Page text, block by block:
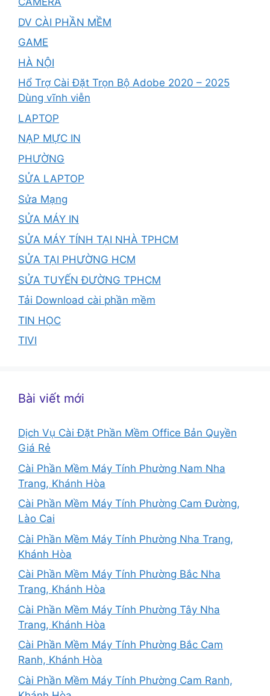
DV CÀI PHẦN MỀM
GAME
HÀ NỘI
Hổ Trợ Cài Đặt Trọn Bộ Adobe 2020 – 2025
Dùng vĩnh viễn
LAPTOP
NẠP MỰC IN
PHƯỜNG
SỬA LAPTOP
Sửa Mạng
SỬA MÁY IN
SỬA MÁY TÍNH TẠI NHÀ TPHCM
SỬA TẠI PHƯỜNG HCM
SỬA TUYẾN ĐƯỜNG TPHCM
Tải Download cài phần mềm
TIN HỌC
TIVI
Bài viết mới
Dịch Vụ Cài Đặt Phần Mềm Office Bản Quyền
Giá Rẻ
Cài Phần Mềm Máy Tính Phường Nam Nha
Trang, Khánh Hòa
Cài Phần Mềm Máy Tính Phường Cam Đường,
Lào Cai
Cài Phần Mềm Máy Tính Phường Nha Trang,
Khánh Hòa
Cài Phần Mềm Máy Tính Phường Bắc Nha
Trang, Khánh Hòa
Cài Phần Mềm Máy Tính Phường Tây Nha
Trang, Khánh Hòa
Cài Phần Mềm Máy Tính Phường Bắc Cam
Ranh, Khánh Hòa
Cài Phần Mềm Máy Tính Phường Cam Ranh,